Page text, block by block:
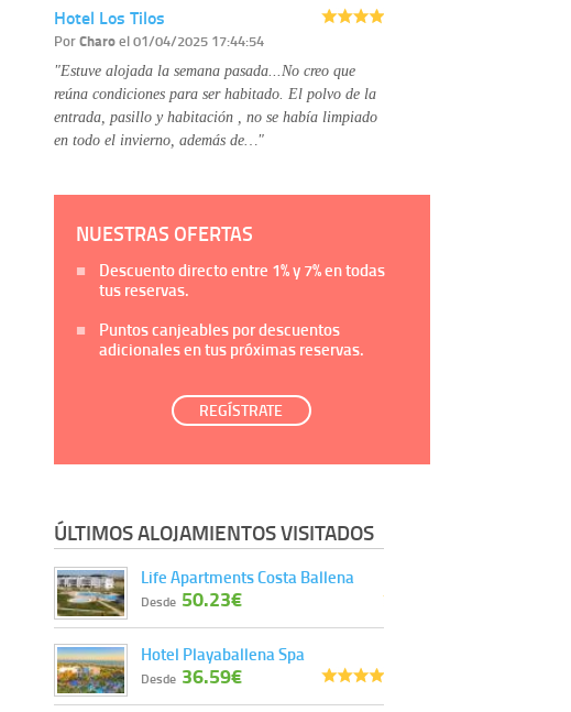
Hotel Los Tilos
PorCharoel 01/04/2025 17:44:54
"Estuve alojada la semana pasada...No creo que
reúna condiciones para ser habitado. El polvo de la
entrada, pasillo y habitación , no se había limpiado
en todo el invierno, además de…"
NUESTRAS OFERTAS
Descuento directo entre 1%y7%en todas
tus reservas.
Puntos canjeables por descuentos
adicionales en tus próximas reservas.
REGÍSTRATE
ÚLTIMOS ALOJAMIENTOS VISITADOS
Life Apartments Costa Ballena
Desde 50.23€
Hotel Playaballena Spa
Desde 36.59€